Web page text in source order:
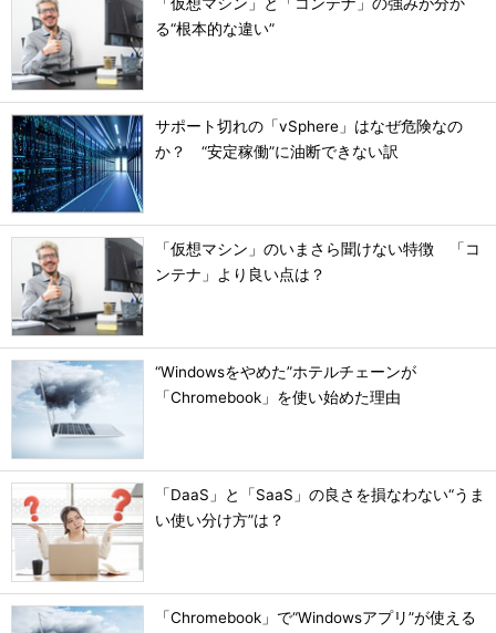
る“根本的な違い”
サポート切れの「vSphere」はなぜ危険なの
か？ “安定稼働”に油断できない訳
「仮想マシン」のいまさら聞けない特徴 「コ
ンテナ」より良い点は？
“Windowsをやめた”ホテルチェーンが
「Chromebook」を使い始めた理由
「DaaS」と「SaaS」の良さを損なわない“うま
い使い分け方”は？
「Chromebook」で“Windowsアプリ”が使える